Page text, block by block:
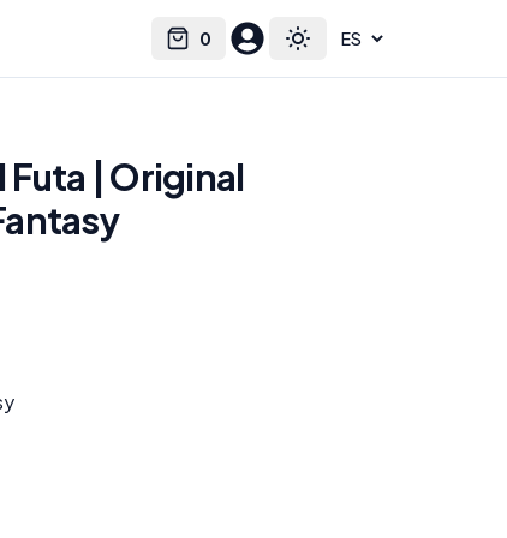
0
Cart Toggle theme
Select language
Futa | Original